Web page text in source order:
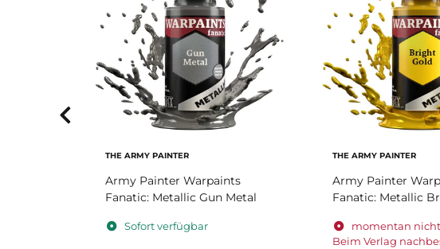
THE ARMY PAINTER
Army Painter Warpaints
Fanatic: Metallic Gun Metal
Sofort verfügbar
THE ARMY PAINTER
Army Painter
Fanatic: Metallic
momentan
Beim Verlag